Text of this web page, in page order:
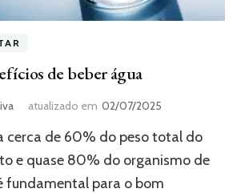
de beber água
atualizado em 02/07/2025
cerca de 60% do peso total do
e quase 80% do organismo de
fundamental para o bom